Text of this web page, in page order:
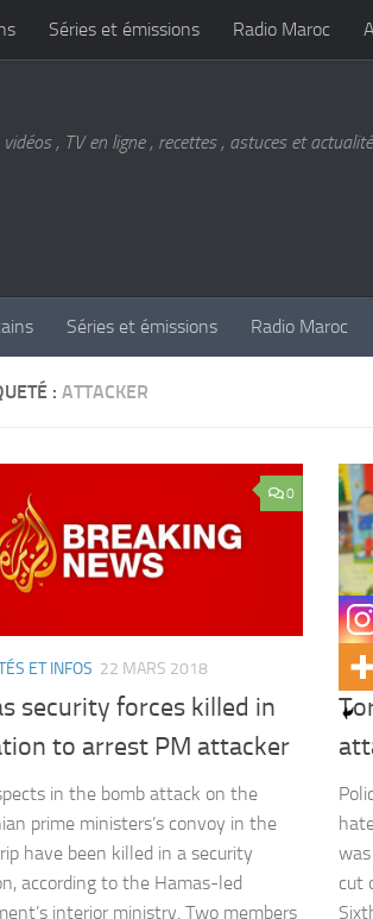
Séries et émissions Radio Maroc
, TV en ligne , recettes , astuces et
Séries et émissions Radio Maroc
: ATTACKER
0
ET INFOS 22 MARS 2018
security forces killed in
to arrest PM attacker
in the bomb attack on the
prime ministers’s convoy in the
have been killed in a security
according to the Hamas-led
interior ministry. Two members
cut